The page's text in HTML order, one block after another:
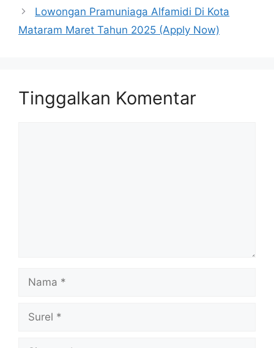
Lowongan Pramuniaga Alfamidi Di Kota
Mataram Maret Tahun 2025 (Apply Now)
Tinggalkan Komentar